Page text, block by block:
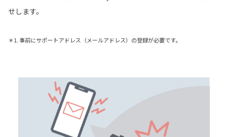
せします。
＊1. 事前にサポートアドレス（メールアドレス）の登録が必要です。